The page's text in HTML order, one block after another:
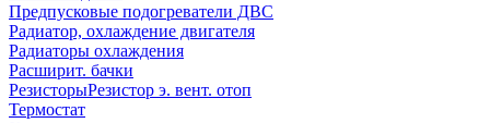
Предпусковые подогреватели ДВС
Радиатор, охлаждение двигателя
Радиаторы охлаждения
Расширит. бачки
РезисторыРезистор э. вент. отоп
Термостат